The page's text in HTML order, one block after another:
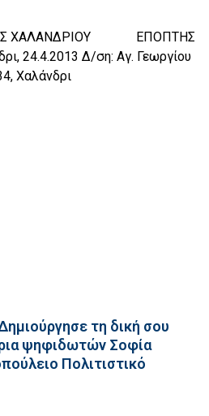
ΧΑΛΑΝΔΡΙΟΥ ΕΠΟΠΤΗΣ
24.4.2013 Δ/ση: Αγ. Γεωργίου
Χαλάνδρι
τη δική σου
ψηφιδωτών Σοφία
Πολιτιστικό